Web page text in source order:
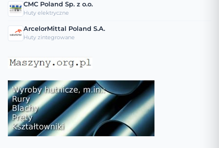
CMC Poland Sp. z o.o.
Huty elektryczne
ArcelorMittal Poland S.A.
Huty zintegrowane